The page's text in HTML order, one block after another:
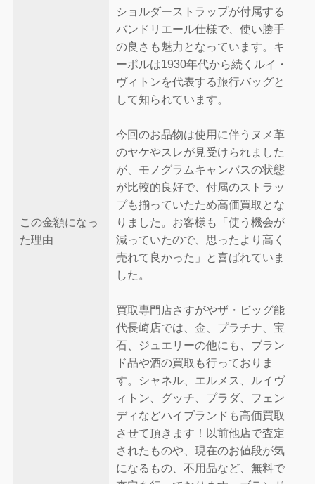
この金額になっ
た理由
ショルダーストラップが付属する
バンドリエール仕様で、使い勝手
の良さも魅力となっています。キ
ーポルは1930年代から続くルイ・
ヴィトンを代表する旅行バッグと
して知られています。
今回のお品物は使用に伴うヌメ革
のヤケやスレが見受けられました
が、モノグラムキャンバスの状態
が比較的良好で、付属のストラッ
プも揃っていたため高価買取とな
りました。お客様も「使う機会が
減っていたので、思ったより高く
売れて良かった」と喜ばれていま
した。
買取専門店さすがやザ・ビッグ能
代長崎店では、金、プラチナ、宝
石、ジュエリーの他にも、ブラン
ド品や酒の買取も行っておりま
す。シャネル、エルメス、ルイヴ
ィトン、グッチ、プラダ、フェン
ディなどハイブランドも高価買取
させて頂きます！以前他店で査定
されたものや、現在のお値段が気
になるもの、不用品など、無料で